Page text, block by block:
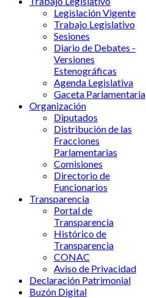
Legislación Vigente
Trabajo Legislativo
Sesiones
Diario de Debates -
Versiones
Estenográficas
Agenda Legislativa
Gaceta Parlamentaria
Organización
Diputados
Distribución de las
Fracciones
Parlamentarias
Comisiones
Directorio de
Funcionarios
Transparencia
Portal de
Transparencia
Histórico de
Transparencia
CONAC
Aviso de Privacidad
Declaración Patrimonial
Buzón Digital